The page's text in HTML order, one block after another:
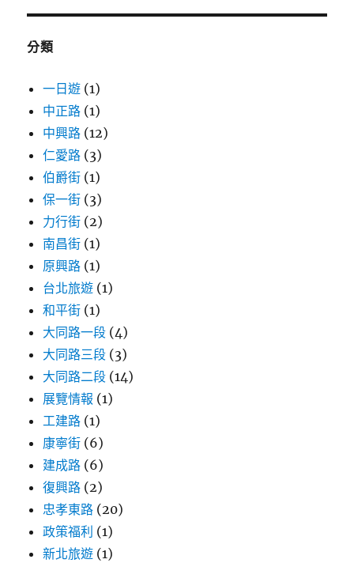
鍵
分類
一日遊 (1)
中正路 (1)
中興路 (12)
仁愛路 (3)
伯爵街 (1)
保一街 (3)
力行街 (2)
南昌街 (1)
原興路 (1)
台北旅遊 (1)
和平街 (1)
大同路一段 (4)
大同路三段 (3)
大同路二段 (14)
展覽情報 (1)
工建路 (1)
康寧街 (6)
建成路 (6)
復興路 (2)
忠孝東路 (20)
政策福利 (1)
新北旅遊 (1)